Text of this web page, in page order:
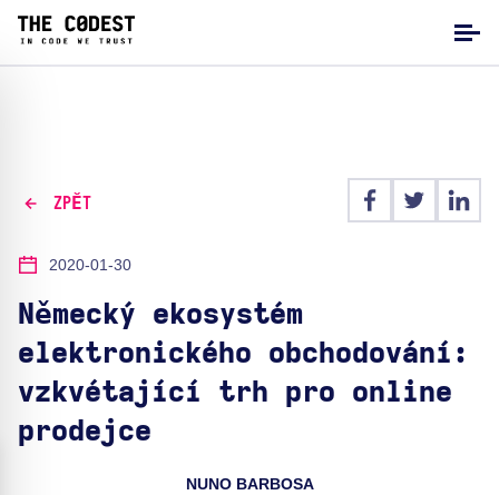
ZPĚT
2020-01-30
Německý ekosystém
elektronického obchodování:
vzkvétající trh pro online
prodejce
NUNO BARBOSA